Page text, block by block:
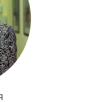
лучшей прозой
писем
хранится в его
совсем иным
он
высказывать им
и
под